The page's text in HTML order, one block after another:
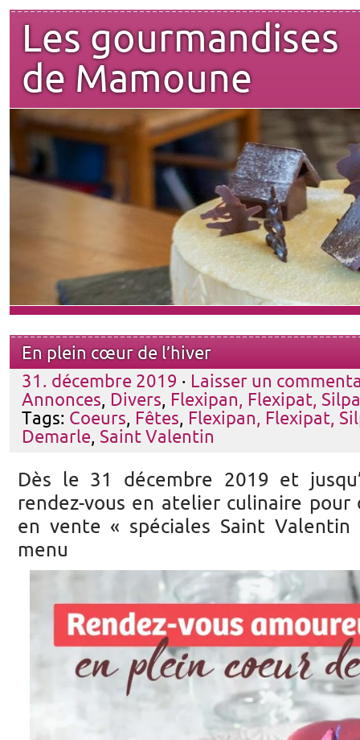
Les gourmandises
de Mamoune
En plein cœur de l’hiver
31. décembre 2019 · Laisser un
Annonces, Divers, Flexipan, Flexipat,
Tags: Coeurs, Fêtes, Flexipan, Flexipat,
Demarle, Saint Valentin
Dès le 31 décembre 2019 et
rendez-vous en atelier culinaire pour
en vente « spéciales Saint
menu